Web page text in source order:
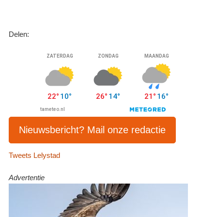
Delen:
Nieuwsbericht? Mail onze redactie
Tweets Lelystad
Advertentie